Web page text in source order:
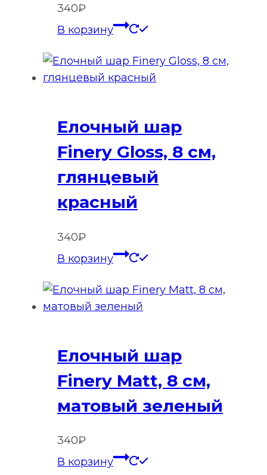
340₽
В корзину
Елочный шар
Finery Gloss, 8 см,
глянцевый
красный
340₽
В корзину
Елочный шар
Finery Matt, 8 см,
матовый зеленый
340₽
В корзину